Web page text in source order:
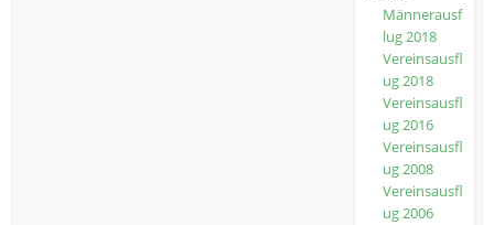
Männerausf
lug 2018
Vereinsausfl
ug 2018
Vereinsausfl
ug 2016
Vereinsausfl
ug 2008
Vereinsausfl
ug 2006